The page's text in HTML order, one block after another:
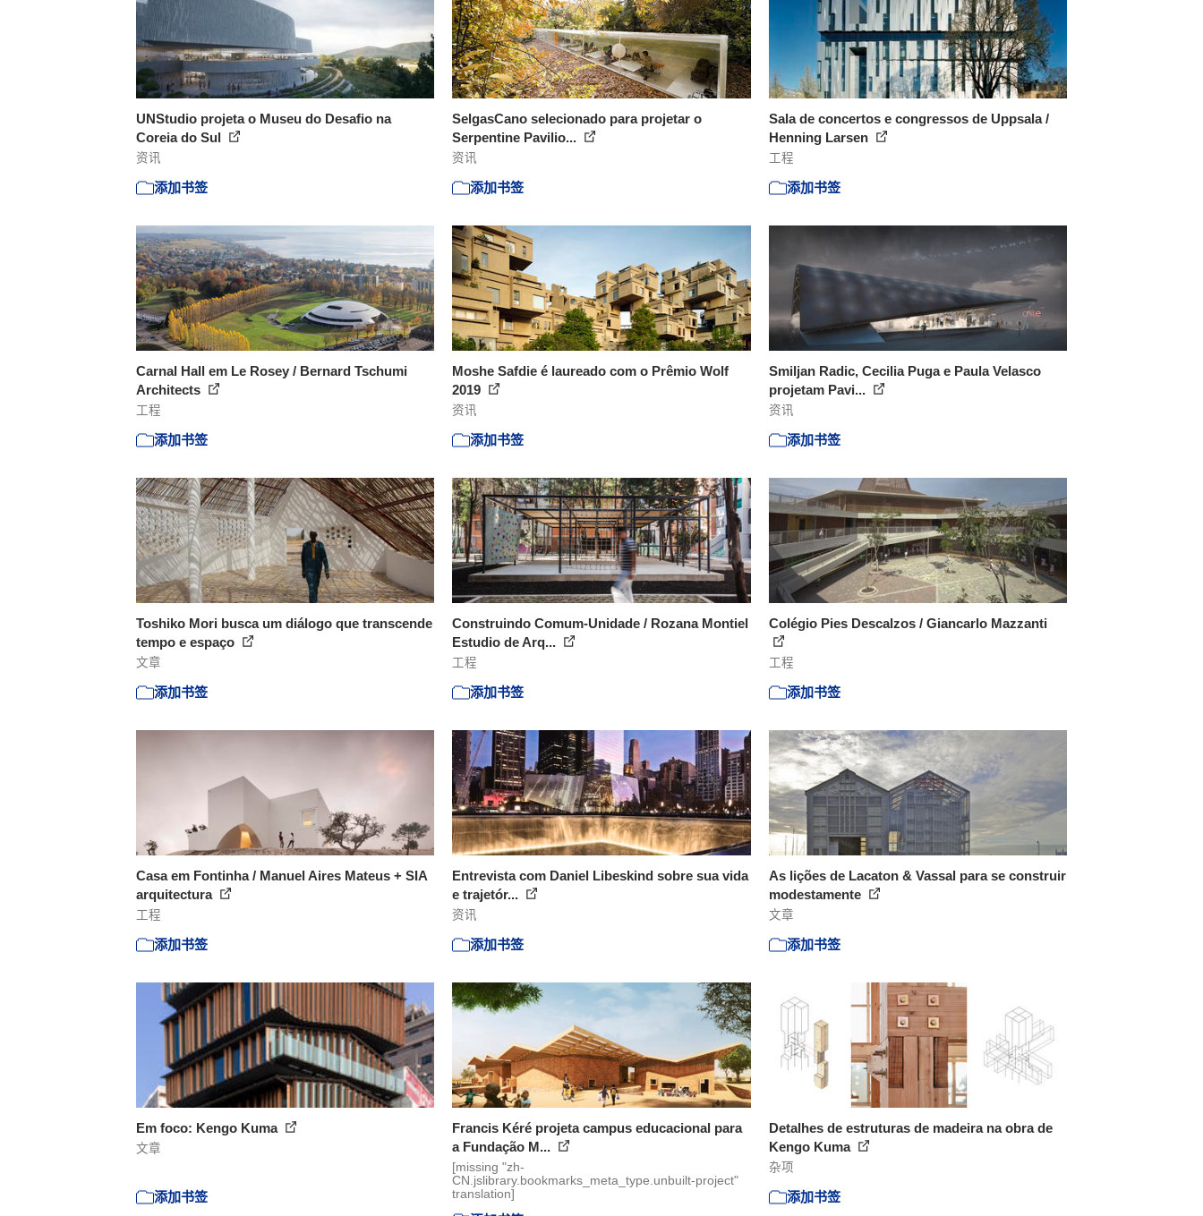
UNStudio projeta o Museu do Desafio na
Coreia do Sul
资讯
添加书签
SelgasCano selecionado para projetar o
Serpentine Pavilio...
资讯
添加书签
Sala de concertos e congressos de Uppsala /
Henning Larsen
工程
添加书签
Carnal Hall em Le Rosey / Bernard Tschumi
Architects
工程
添加书签
Moshe Safdie é laureado com o Prêmio Wolf
2019
资讯
添加书签
Smiljan Radic, Cecilia Puga e Paula Velasco
projetam Pavi...
资讯
添加书签
Toshiko Mori busca um diálogo que transcende
tempo e espaço
文章
添加书签
Construindo Comum-Unidade / Rozana Montiel
Estudio de Arq...
工程
添加书签
Colégio Pies Descalzos / Giancarlo Mazzanti
工程
添加书签
Casa em Fontinha / Manuel Aires Mateus + SIA
arquitectura
工程
添加书签
Entrevista com Daniel Libeskind sobre sua vida
e trajetór...
资讯
添加书签
As lições de Lacaton & Vassal para se construir
modestamente
文章
添加书签
Em foco: Kengo Kuma
文章
添加书签
Francis Kéré projeta campus educacional para
a Fundação M...
[missing "zh-
CN.jslibrary.bookmarks_meta_type.unbuilt-project"
translation]
Detalhes de estruturas de madeira na obra de
Kengo Kuma
杂项
添加书签